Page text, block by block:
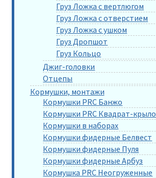
Груз Ложка с вертлюгом
Груз Ложка с отверстием
Груз Ложка с ушком
Груз Дропшот
Груз Кольцо
Джиг-головки
Отцепы
Кормушки, монтажи
Кормушки PRC Банжо
Кормушки PRC Квадрат-крыло
Кормушки в наборах
Кормушки фидерные Белвест
Кормушки фидерные Пуля
Кормушки фидерные Арбуз
Кормушка PRC Неогруженные